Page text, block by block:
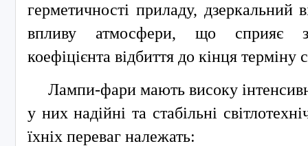
герметичності приладу, дзеркальний
впливу атмосфери, що сприяє
коефіцієнта відбиття до кінця терміну
Лампи-фари мають високу
у них надійні та стабільні
їхніх переваг належать: